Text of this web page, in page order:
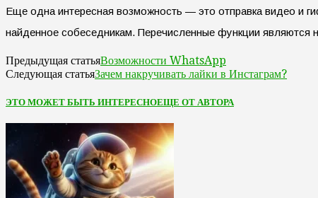
Еще одна интересная возможность — это отправка видео и
найденное собеседникам. Перечисленные функции
Предыдущая статьяВозможности WhatsApp
Следующая статьяЗачем накручивать лайки в Инстаграм?
ЭТО МОЖЕТ БЫТЬ ИНТЕРЕСНОЕЩЕ ОТ АВТОРА